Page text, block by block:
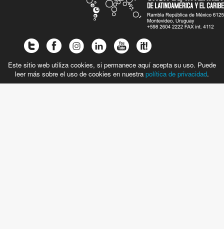
Este sitio web utiliza cookies, si permanece aquí acepta su uso. Puede
leer más sobre el uso de cookies en nuestra política de privacidad.